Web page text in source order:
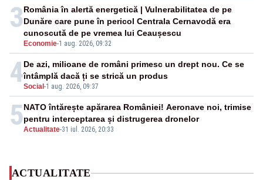
3
Economie-1 aug. 2026, 09:32
România în alertă energetică | Vulnerabilitatea de pe
Dunăre care pune în pericol Centrala Cernavodă era
cunoscută de pe vremea lui Ceaușescu
4Social -1 aug. 2026, 09:37
De azi, milioane de români primesc un drept nou. Ce se
întâmplă dacă ți se strică un produs
5Actualitate-31 iul. 2026, 20:33
NATO întărește apărarea României! Aeronave noi, trimise
pentru interceptarea și distrugerea dronelor
ACTUALITATE